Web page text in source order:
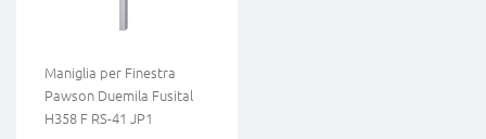
Maniglia per Finestra
Pawson Duemila Fusital
H358 F RS-41 JP1